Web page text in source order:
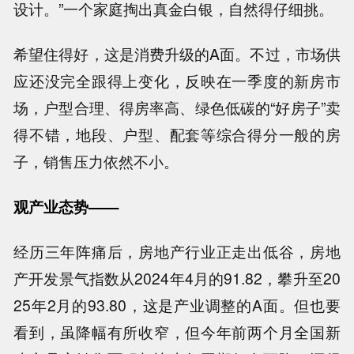
设计。”一个家庭掏出真金白银，自然得仔细挑。
希望住得好，这是消费升级的A面。不过，市场供
应还没完全跟得上变化，反映在一季度的新房市
场，户型合理、得房率高、绿色低碳的“好房子”卖
得不错，地段、户型、配套等综合得分一般的房
子，销售压力依然不小。
观产业态势——
经历三年阵痛后，房地产行业正走出低谷，房地
产开发景气指数从2024年4月的91.82，攀升至20
25年2月的93.80，这是产业调整的A面。但也要
看到，虽降幅有所收窄，但今年前两个月全国新